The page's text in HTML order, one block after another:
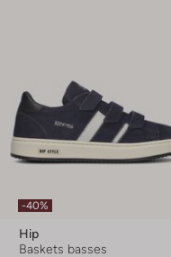
-40%
Hip
Baskets basses